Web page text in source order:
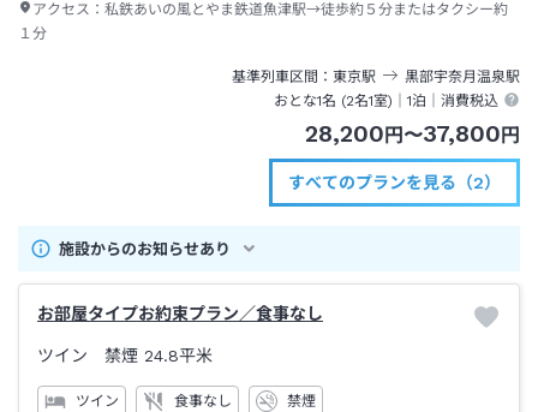
アクセス： 私鉄あいの風とやま鉄道魚津駅→徒歩約５分またはタクシー約
１分
基準列車区間 東京駅 黒部宇奈月温泉駅
おとな1名 (2名1室)｜1泊 ｜消費税込
28,200 円 〜37,800 円
すべてのプランを見る（2）
施設からのお知らせあり
お部屋タイプお約束プラン／食事なし
ツイン 禁煙 24.8平米
ツイン 食事なし 禁煙